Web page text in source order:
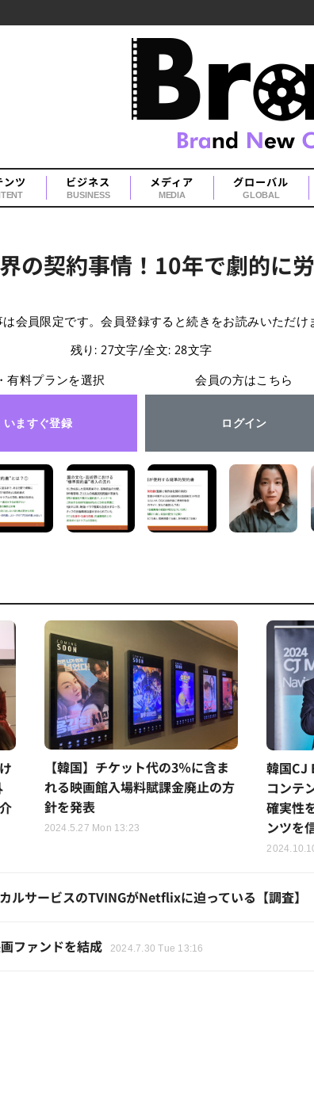
ンツ ビジネス
BUSINESS
メディア
MEDIA
グローバル
GLOBAL
界の契約事情！10年で劇的に
は会員限定です。会員登録すると続きをお読みいただけ
残り: 27文字/全文: 28文字
有料プランを選択
いますぐ登録
会員の方はこちら
ログイン
【韓国】チケット代の3％に含ま
れる映画館入場料賦課金廃止の方
針を発表
2024.5.27 Mon 13:23
韓国CJ
コンテ
確実性
ンツを
ルサービスのTVINGがNetflixに迫っている【調査】
ファンドを結成 2024.7.30 Tue 13:16